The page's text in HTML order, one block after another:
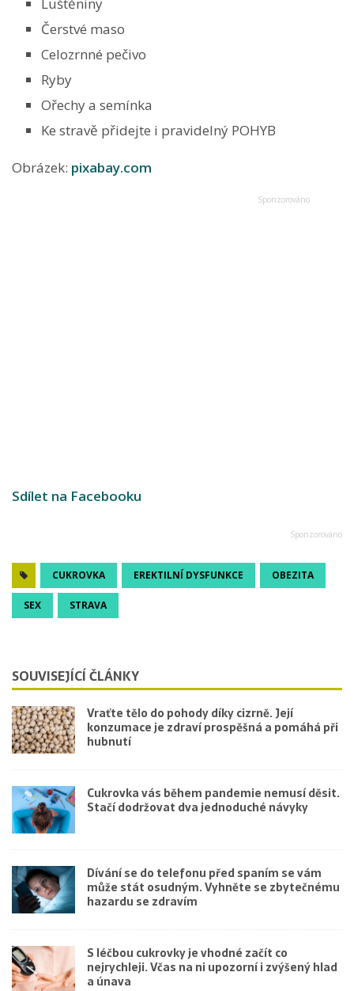
Čerstvé maso
Celozrnné pečivo
Ryby
Ořechy a semínka
Ke stravě přidejte i pravidelný POHYB
Obrázek: pixabay.com
Sdílet na Facebooku
CUKROVKA EREKTILNÍ DYSFUNKCE OBEZITA
SEX STRAVA
SOUVISEJÍCÍ ČLÁNKY
Vraťte tělo do pohody díky cizrně. Její
konzumace je zdraví prospěšná a pomáhá při
hubnutí
Cukrovka vás během pandemie nemusí děsit.
Stačí dodržovat dva jednoduché návyky
Dívání se do telefonu před spaním se vám
může stát osudným. Vyhněte se zbytečnému
hazardu se zdravím
S léčbou cukrovky je vhodné začít co
nejrychleji. Včas na ni upozorní i zvýšený hlad
a únava